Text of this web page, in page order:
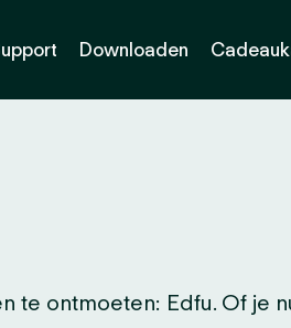
Downloaden
ontmoeten: Edfu. Of je